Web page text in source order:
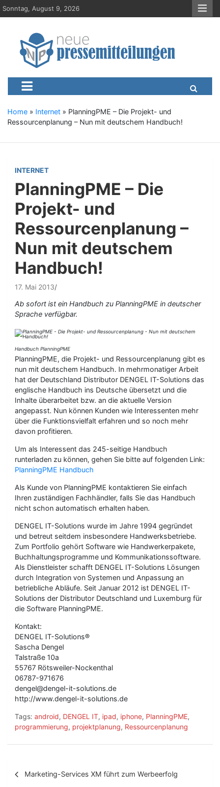
S
k
Sonntag, August 9, 2026
Neue-
Presseportal, Nachrichten, News, Meldungen, Wirtschaft
Home » Internet » PlanningPME – Die Projekt- und
Ressourcenplanung – Nun mit deutschem Handbuch!
INTERNET
PlanningPME – Die
Projekt- und
Ressourcenplanung –
Nun mit deutschem
Handbuch!
17. Mai 2013
Ab sofort ist ein Handbuch zu PlanningPME in deutscher
Sprache verfügbar.
Handbuch PlanningPME
PlanningPME, die Projekt- und Ressourcenplanung gibt es
nun mit deutschem Handbuch. In mehrmonatiger Arbeit
hat der Deutschland Distributor DENGEL IT-Solutions das
englische Handbuch ins Deutsche übersetzt und die
Inhalte überarbeitet bzw. an die aktuelle Version
angepasst. Nun können Kunden wie Interessenten mehr
über die Funktionsvielfalt erfahren und so noch mehr
davon profitieren.
Um als Interessent das 245-seitige Handbuch
runterladen zu können, gehen Sie bitte auf folgenden Link:
PlanningPME Handbuch
Als Kunde von PlanningPME kontaktieren Sie einfach
Ihren zuständigen Fachhändler, falls Sie das Handbuch
nicht schon automatisch erhalten haben.
DENGEL IT-Solutions wurde im Jahre 1994 gegründet
und betreut seitdem insbesondere Handwerksbetriebe.
Zum Portfolio gehört Software wie Handwerkerpakete,
Buchhaltungsprogramme und Kommunikationssoftware.
Als Dienstleister schafft DENGEL IT-Solutions Lösungen
durch Integration von Systemen und Anpassung an
betriebliche Abläufe. Seit Januar 2012 ist DENGEL IT-
Solutions der Distributor Deutschland und Luxemburg für
die Software PlanningPME.
Kontakt:
DENGEL IT-Solutions®
Sascha Dengel
Talstraße 10a
55767 Rötsweiler-Nockenthal
06787-971676
dengel@dengel-it-solutions.de
http://www.dengel-it-solutions.de
Tags: android, DENGEL IT, ipad, iphone, PlanningPME,
programmierung, projektplanung, Ressourcenplanung
Marketing-Services XM führt zum Werbeerfolg